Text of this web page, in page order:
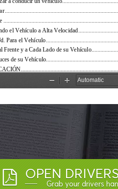
OPEN
Grab your drivers